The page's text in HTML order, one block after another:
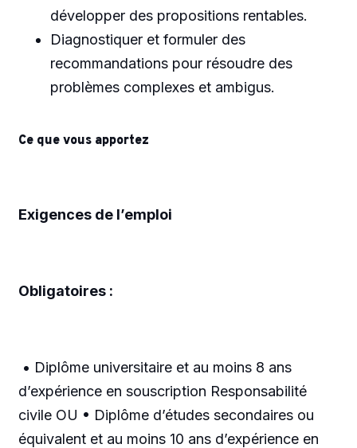
développer des propositions rentables.
Diagnostiquer et formuler des
recommandations pour résoudre des
problèmes complexes et ambigus.
Ce que vous apportez
Exigences de l’emploi
Obligatoires :
• Diplôme universitaire et au moins 8 ans
d’expérience en souscription Responsabilité
civile OU • Diplôme d’études secondaires ou
équivalent et au moins 10 ans d’expérience en